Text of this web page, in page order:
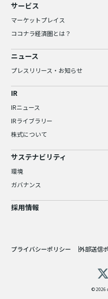
サービス
マーケットプレイス
ココナラ経済圏とは？
ニュース
プレスリリース・お知らせ
IR
IRニュース
IRライブラリー
株式について
サステナビリティ
環境
ガバナンス
採用情報
プライバシーポリシー 外部送信
© 2026